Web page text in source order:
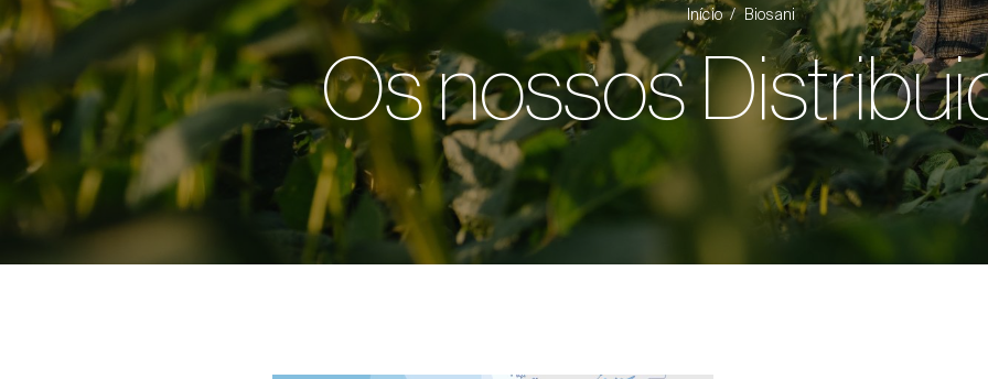
Início Biosani
Os nossos